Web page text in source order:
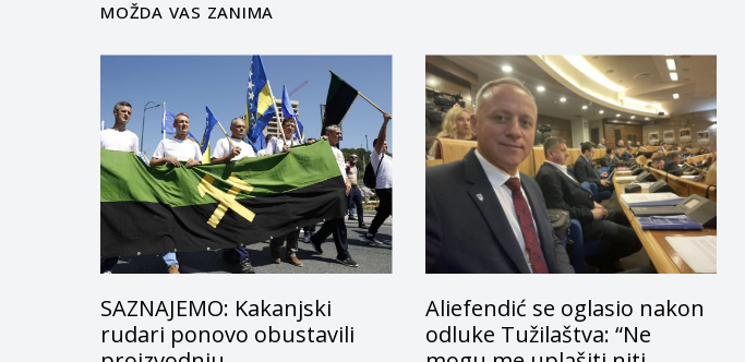
MOŽDA VAS ZANIMA
SAZNAJEMO: Kakanjski
rudari ponovo obustavili
Aliefendić se oglasio nakon
odluke Tužilaštva: “Ne